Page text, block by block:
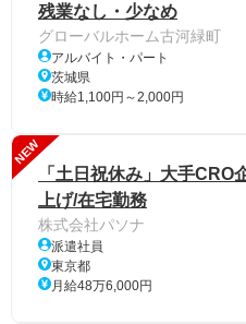
残業なし・少なめ
グローバルホーム古河緑町
アルバイト・パート
茨城県
時給1,100円～2,000円
NEW
「土日祝休み」大手CRO
上げ/在宅勤務
株式会社パソナ
派遣社員
東京都
月給48万6,000円